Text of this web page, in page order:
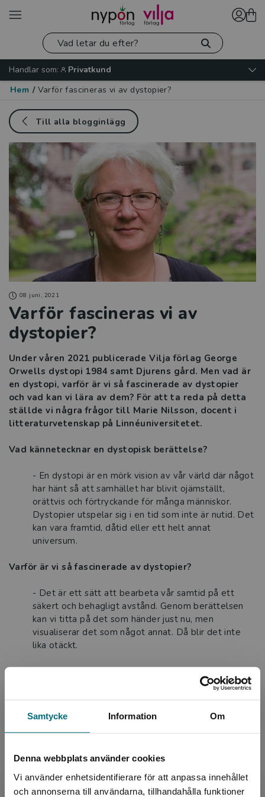
Samtycke Information Om
Denna webbplats använder cookies
Vi använder enhetsidentifierare för att anpassa innehållet
och annonserna till användarna, tillhandahålla funktioner
Handlar som:
Privatkund
Hem / Varför fascineras vi av dystopier?
Till alla blogginlägg
08 juni, 2021
Varför fascineras vi av
dystopier?
Under våren 2021 publicerade Vilja förlag George
Orwells dystopi 1984 samt Djurens gård. Men vad är
en dystopi, varför är vi så fascinerade av dystopier
och vad kan vi lära av dem? För att ta reda på detta
ställde vi några frågor till Marie Nilsson, docent i
litteraturvetenskap på Linnéuniversitetet.
Vad kännetecknar en dystopisk berättelse?
- En dystopi är en mörk vision av vår värld där något
har hänt så att samhället har blivit ojämställt,
orättvis och förtryckande för många människor.
Dystopier utspelar sig i en tid som inte är nutid. Det
kan vara framtid, dåtid eller ett helt annat
universum.
Varför är vi så fascinerade av dystopier?
- Det är ett sätt att bearbeta vår samtid på ett
säkert och behagligt avstånd. Genom berättelsen
kan vi titta på det som händer just nu, men
visualiserar det som något annat. Då blir det inte
lika otäckt.
mörka berättelser. Det gör att ens egna verklighet
inte verkar så hemsk eller dålig. I en dystopi är
allting ”lite mer”, lite överdrivet, vilket gör
berättelsen väldigt tydlig.
- 1984 är väldigt aktuell i dag i och med
diskussionerna om fake news och kritiskt tänkande. I